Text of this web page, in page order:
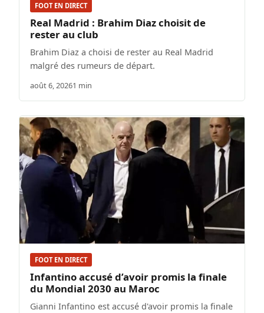
FOOT EN DIRECT
Real Madrid : Brahim Diaz choisit de
rester au club
Brahim Diaz a choisi de rester au Real Madrid
malgré des rumeurs de départ.
août 6, 20261 min
FOOT EN DIRECT
Infantino accusé d’avoir promis la finale
du Mondial 2030 au Maroc
Gianni Infantino est accusé d'avoir promis la finale